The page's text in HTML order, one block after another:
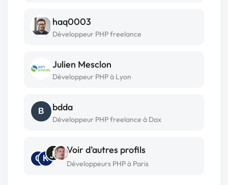
haq0003
Développeur PHP freelance
Julien Mesclon
Développeur PHP à Lyon
B bdda
Développeur PHP freelance à Dax
O K
Voir d’autres profils
Développeurs PHP à Paris